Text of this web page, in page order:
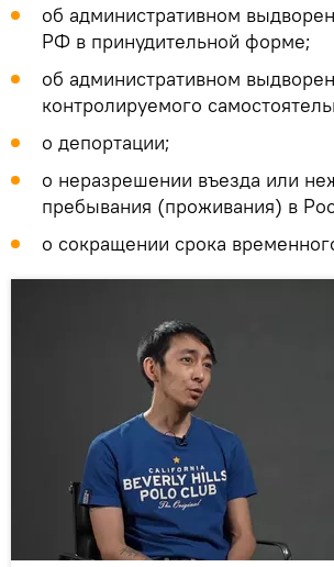
об административном
РФ в принудительной форме;
об административном
контролируемого
о депортации;
о неразрешении въезда или
пребывания (проживания) в
о сокращении срока